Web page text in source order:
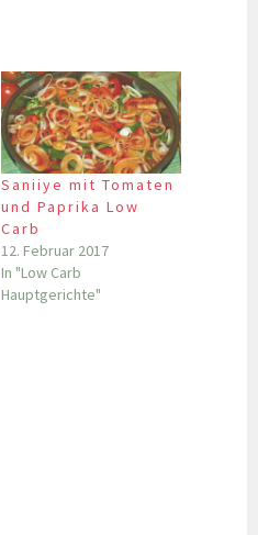
Saniiye mit Tomaten
und Paprika Low
Carb
12. Februar 2017
In "Low Carb
Hauptgerichte"